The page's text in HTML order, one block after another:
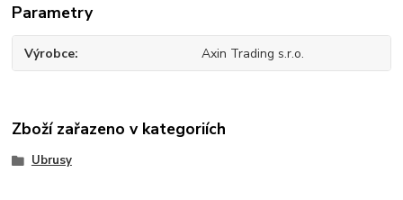
Parametry
Výrobce Axin Trading s.r.o.
Zboží zařazeno v kategoriích
Ubrusy